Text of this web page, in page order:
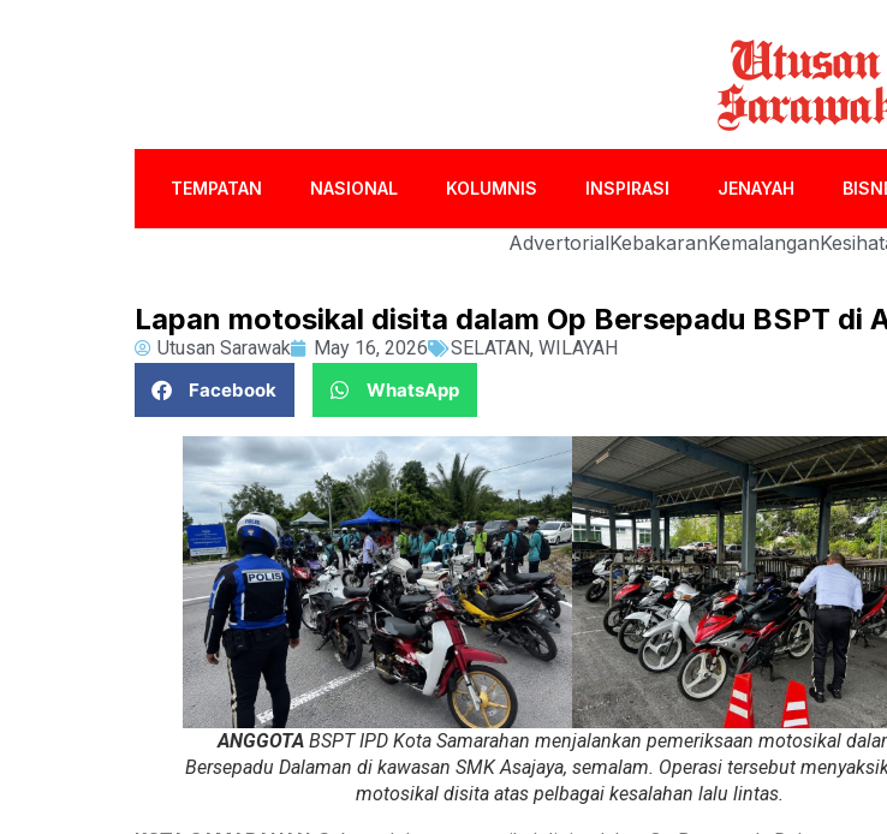
TEMPATAN NASIONAL KOLUMNIS INSPIRASI JENAYAH
AdvertorialKebakaranKemalangan
Lapan motosikal disita dalam Op Bersepadu BSPT di
Utusan Sarawak May 16, 2026 SELATAN, WILAYAH
Facebook
WhatsApp
ANGGOTA BSPT IPD Kota Samarahan menjalankan pemeriksaan motosikal
Bersepadu Dalaman di kawasan SMK Asajaya, semalam. Operasi tersebut
motosikal disita atas pelbagai kesalahan lalu lintas.